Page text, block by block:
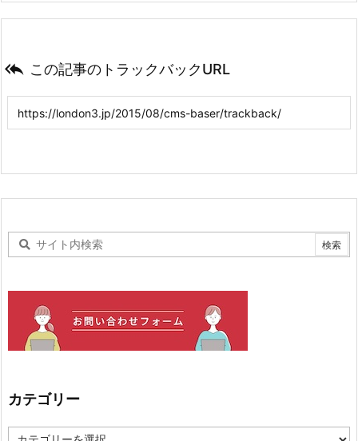
 この記事のトラックバックURL
カテゴリー